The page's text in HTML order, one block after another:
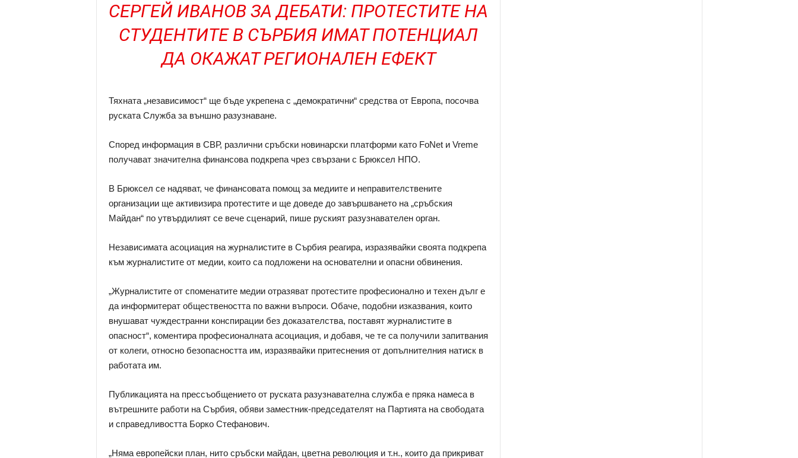
СЕРГЕЙ ИВАНОВ ЗА ДЕБАТИ: ПРОТЕСТИТЕ НА
СТУДЕНТИТЕ В СЪРБИЯ ИМАТ ПОТЕНЦИАЛ
ДА ОКАЖАТ РЕГИОНАЛЕН ЕФЕКТ
Тяхната „независимост“ ще бъде укрепена с „демократични“ средства от Европа, посочва
руската Служба за външно разузнаване.
Според информация в СВР, различни сръбски новинарски платформи като FoNet и Vreme
получават значителна финансова подкрепа чрез свързани с Брюксел НПО.
В Брюксел се надяват, че финансовата помощ за медиите и неправителствените
организации ще активизира протестите и ще доведе до завършването на „сръбския
Майдан“ по утвърдилият се вече сценарий, пише руският разузнавателен орган.
Независимата асоциация на журналистите в Сърбия реагира, изразявайки своята подкрепа
към журналистите от медии, които са подложени на основателни и опасни обвинения.
„Журналистите от споменатите медии отразяват протестите професионално и техен дълг е
да информитерат обществеността по важни въпроси. Обаче, подобни изказвания, които
внушават чуждестранни конспирации без доказателства, поставят журналистите в
опасност“, коментира професионалната асоциация, и добавя, че те са получили запитвания
от колеги, относно безопасността им, изразявайки притеснения от допълнителния натиск в
работата им.
Публикацията на прессъобщението от руската разузнавателна служба е пряка намеса в
вътрешните работи на Сърбия, обяви заместник-председателят на Партията на свободата
и справедливостта Борко Стефанович.
„Няма европейски план, нито сръбски майдан, цветна революция и т.н., които да прикриват